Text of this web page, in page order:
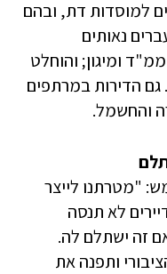
למוסדות דת, ובהם
נאותים
ממ"ד ומיגון; והוחלט
לא יפחת מ־45 מ"ר. גם הדירות במרתפים
והחשמל.
"מטרתנו לייצר
לא תנסה
זה ישתלם לה.
ותפנה את